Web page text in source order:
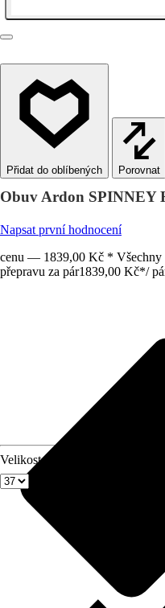
Porovnat
Obuv Ardon SPINNEY
Napsat první hodnocení
cenu — 1839,00 Kč * Všechny
přepravu za pár1839,00 Kč*/
Velikost